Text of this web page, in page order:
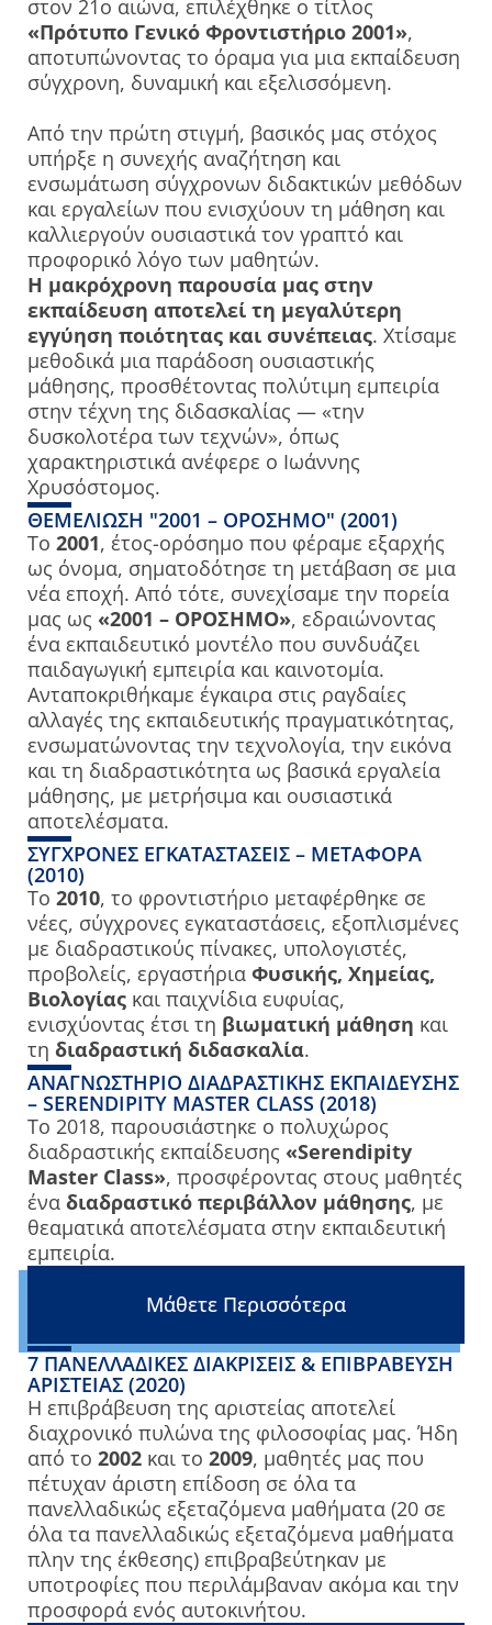
στον 21ο αιώνα, επιλέχθηκε ο τίτλος
«Πρότυπο Γενικό Φροντιστήριο 2001»,
αποτυπώνοντας το όραμα για μια εκπαίδευση
σύγχρονη, δυναμική και εξελισσόμενη.
Από την πρώτη στιγμή, βασικός μας στόχος
υπήρξε η συνεχής αναζήτηση και
ενσωμάτωση σύγχρονων διδακτικών μεθόδων
και εργαλείων που ενισχύουν τη μάθηση και
καλλιεργούν ουσιαστικά τον γραπτό και
προφορικό λόγο των μαθητών.
Η μακρόχρονη παρουσία μας στην
εκπαίδευση αποτελεί τη μεγαλύτερη
εγγύηση ποιότητας και συνέπειας. Χτίσαμε
μεθοδικά μια παράδοση ουσιαστικής
μάθησης, προσθέτοντας πολύτιμη εμπειρία
στην τέχνη της διδασκαλίας — «την
δυσκολοτέρα των τεχνών», όπως
χαρακτηριστικά ανέφερε ο Ιωάννης
Χρυσόστομος.
ΘΕΜΕΛΊΩΣΗ "2001 – ΟΡΟΣΗΜΟ" (2001)
Το 2001, έτος-ορόσημο που φέραμε εξαρχής
ως όνομα, σηματοδότησε τη μετάβαση σε μια
νέα εποχή. Από τότε, συνεχίσαμε την πορεία
μας ως «2001 – ΟΡΟΣΗΜΟ», εδραιώνοντας
ένα εκπαιδευτικό μοντέλο που συνδυάζει
παιδαγωγική εμπειρία και καινοτομία.
Ανταποκριθήκαμε έγκαιρα στις ραγδαίες
αλλαγές της εκπαιδευτικής πραγματικότητας,
ενσωματώνοντας την τεχνολογία, την εικόνα
και τη διαδραστικότητα ως βασικά εργαλεία
μάθησης, με μετρήσιμα και ουσιαστικά
αποτελέσματα.
ΣΎΓΧΡΟΝΕΣ ΕΓΚΑΤΑΣΤΆΣΕΙΣ – ΜΕΤΑΦΟΡΆ
(2010)
Το 2010, το φροντιστήριο μεταφέρθηκε σε
νέες, σύγχρονες εγκαταστάσεις, εξοπλισμένες
με διαδραστικούς πίνακες, υπολογιστές,
προβολείς, εργαστήρια Φυσικής, Χημείας,
Βιολογίας και παιχνίδια ευφυίας,
ενισχύοντας έτσι τη βιωματική μάθηση και
τη διαδραστική διδασκαλία.
ΑΝΑΓΝΩΣΤΉΡΙΟ ΔΙΑΔΡΑΣΤΙΚΉΣ ΕΚΠΑΊΔΕΥΣΗΣ
– SERENDIPITY MASTER CLASS (2018)
Το 2018, παρουσιάστηκε ο πολυχώρος
διαδραστικής εκπαίδευσης «Serendipity
Master Class», προσφέροντας στους μαθητές
ένα διαδραστικό περιβάλλον μάθησης, με
θεαματικά αποτελέσματα στην εκπαιδευτική
εμπειρία.
Μάθετε Περισσότερα
7 ΠΑΝΕΛΛΑΔΙΚΈΣ ΔΙΑΚΡΊΣΕΙΣ & ΕΠΙΒΡΆΒΕΥΣΗ
ΑΡΙΣΤΕΊΑΣ (2020)
Η επιβράβευση της αριστείας αποτελεί
διαχρονικό πυλώνα της φιλοσοφίας μας. Ήδη
από το 2002 και το 2009, μαθητές μας που
πέτυχαν άριστη επίδοση σε όλα τα
πανελλαδικώς εξεταζόμενα μαθήματα (20 σε
όλα τα πανελλαδικώς εξεταζόμενα μαθήματα
πλην της έκθεσης) επιβραβεύτηκαν με
υποτροφίες που περιλάμβαναν ακόμα και την
προσφορά ενός αυτοκινήτου.